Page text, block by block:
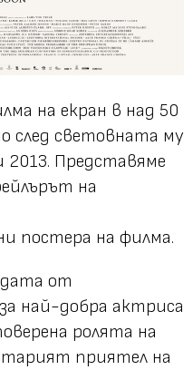
на екран в над 50
след световната му
2013. Представяме
на
постера на филма.
от
най-добра актриса
ролята на
приятел на